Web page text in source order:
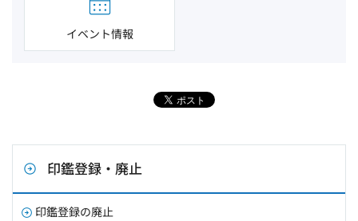
イベント情報
印鑑登録・廃止
印鑑登録の廃止